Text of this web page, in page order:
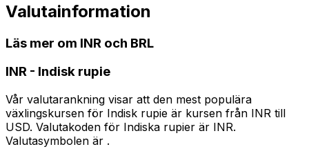
Valutainformation
Läs mer om INR och BRL
INR - Indisk rupie
Vår valutarankning visar att den mest populära
växlingskursen för Indisk rupie är kursen från INR till
USD. Valutakoden för Indiska rupier är INR.
Valutasymbolen är ₹.